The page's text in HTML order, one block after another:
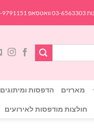
מארזים הדפסות ומיתוגים
חולצות מודפסות לאירועים